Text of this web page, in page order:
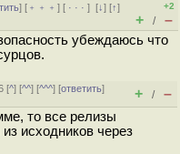
] [ ﹢﹢﹢] [ · · ·][↓] [↑]
+2
+ / –
убеждаюсь что
[^] [^^] [^^^] [ответить]
+ / –
то все релизы
исходников через